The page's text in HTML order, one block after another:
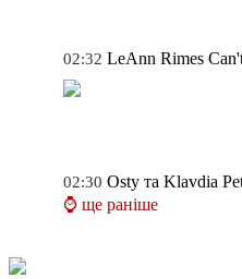
02:32 LeAnn Rimes
02:30 Osty та Klavdia
⌚ ще раніше